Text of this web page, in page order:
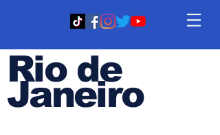
Rio de
Janeiro